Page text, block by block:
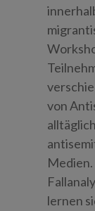
von
lernen